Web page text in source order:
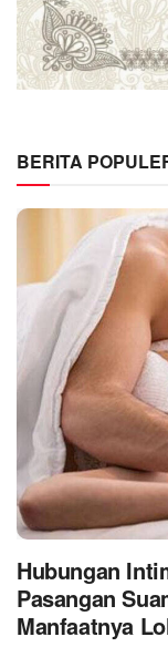
BERITA
Hubungan
Pasangan
Manfaatnya